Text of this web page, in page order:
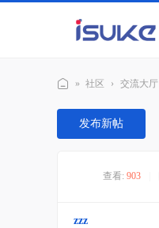
随
客
» 社区 › 交流大厅
发布新帖
查看: 903
zzz